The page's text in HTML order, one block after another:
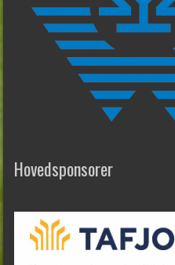
Hovedsponsorer